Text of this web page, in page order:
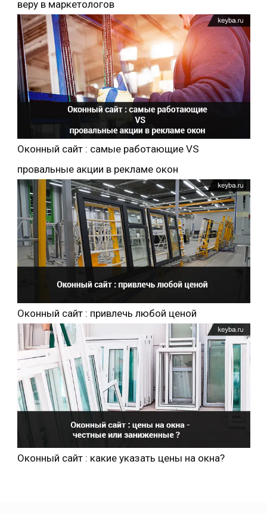
веру в маркетологов
Оконный сайт : самые работающие VS
провальные акции в рекламе окон
Оконный сайт : привлечь любой ценой
Оконный сайт : какие указать цены на окна?